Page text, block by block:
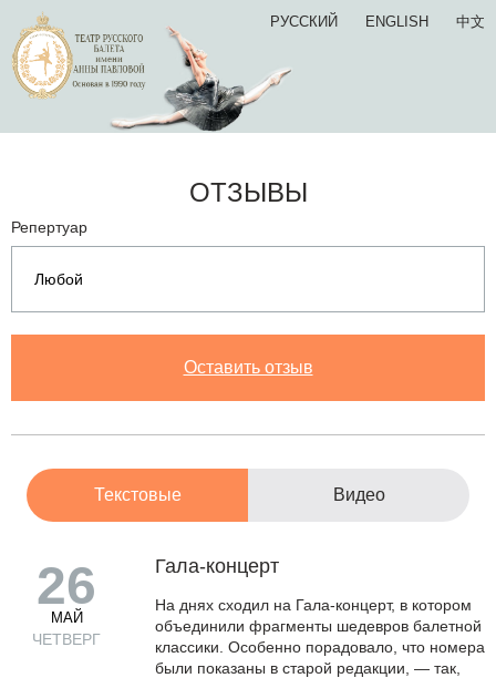
РУССКИЙ ENGLISH 中文
ОТЗЫВЫ
Репертуар
Оставить отзыв
Текстовые Видео
26
МАЙ
ЧЕТВЕРГ
Гала-концерт
На днях сходил на Гала-концерт, в котором
объединили фрагменты шедевров балетной
классики. Особенно порадовало, что номера
были показаны в старой редакции, — так,